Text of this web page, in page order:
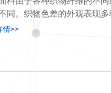
同。织物色差的外观表现
情>>